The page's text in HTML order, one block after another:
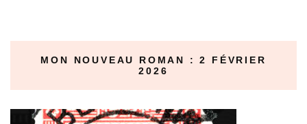
MON NOUVEAU ROMAN : 2 FÉVRIER
2026